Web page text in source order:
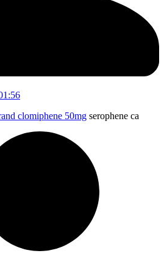
clomiphene 50mg serophene ca